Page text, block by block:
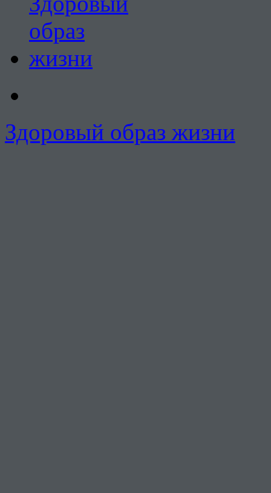
Здоровый образ жизни